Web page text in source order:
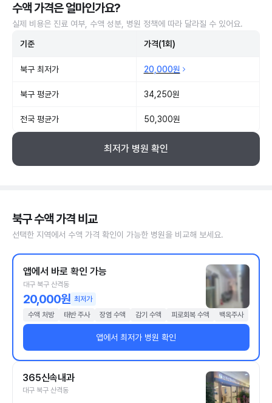
수액 가격은 얼마인가요?
실제 비용은 진료 여부, 수액 성분, 병원 정책에 따라 달라질 수 있어요.
기준 가격(1회)
북구 최저가 20,000원
북구 평균가 34,250원
전국 평균가 50,300원
최저가 병원 확인
북구 수액 가격 비교
선택한 지역에서 수액 가격 확인이 가능한 병원을 비교해 보세요.
앱에서 바로 확인 가능
대구 북구 산격동
20,000원 최저가
수액 처방
태반 주사 장염 수액 감기 수액 피로회복 수액 백옥주사
앱에서 최저가 병원 확인
365신속내과
대구 북구 산격동